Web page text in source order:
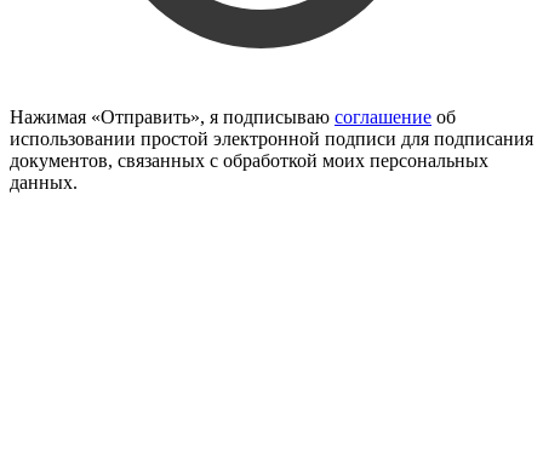
Нажимая «Отправить», я подписываю соглашение об
использовании простой электронной подписи для подписания
документов, связанных с обработкой моих персональных
данных.